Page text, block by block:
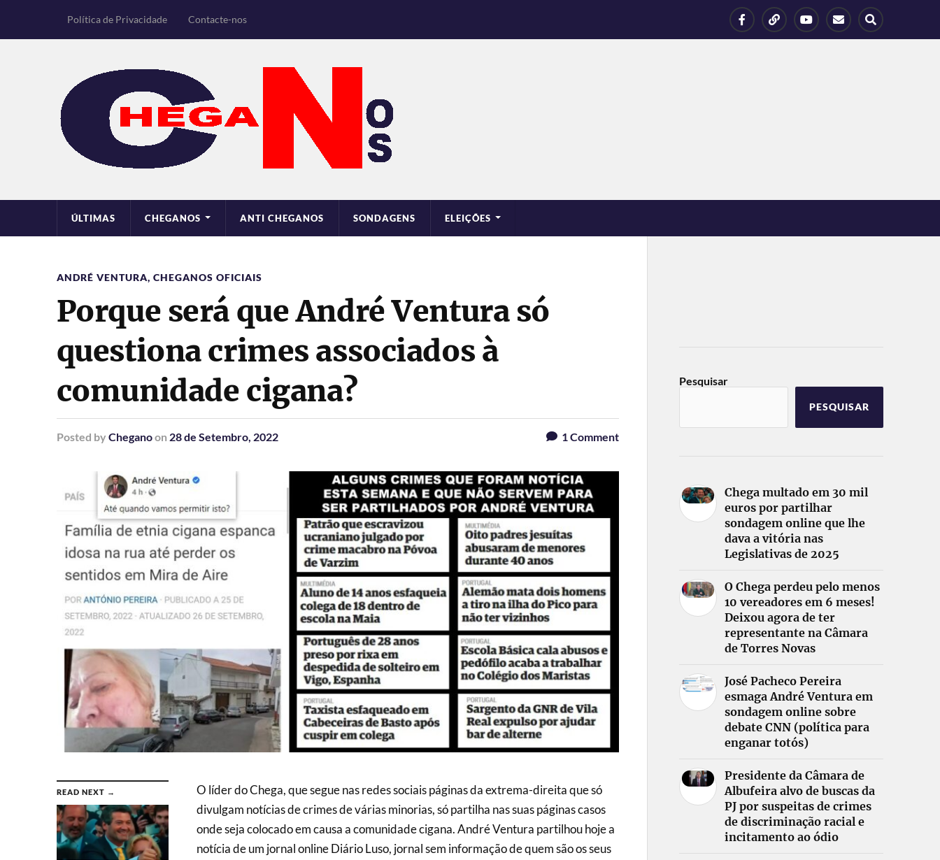
Política de Privacidade Contacte-nos
ÚLTIMAS CHEGANOS ANTI CHEGANOS SONDAGENS ELEIÇÕES
ANDRÉ VENTURA, CHEGANOS OFICIAIS
Porque será que André Ventura só
questiona crimes associados à
comunidade cigana?
Posted by Cheganoon 28 de Setembro, 2022 1Comment
READ NEXT →
O líder do Chega, que segue nas redes sociais páginas da extrema-direita que só
divulgam notícias de crimes de várias minorias, só partilha nas suas páginas casos
onde seja colocado em causa a comunidade cigana. André Ventura partilhou hoje a
notícia de um jornal online Diário Luso, jornal sem informação de quem são os seus
Pesquisar
PESQUISAR
Chega multado em 30 mil
euros por partilhar
sondagem online que lhe
dava a vitória nas
Legislativas de 2025
O Chega perdeu pelo menos
10 vereadores em 6 meses!
Deixou agora de ter
representante na Câmara
de Torres Novas
José Pacheco Pereira
esmaga André Ventura em
sondagem online sobre
debate CNN (política para
enganar totós)
Presidente da Câmara de
Albufeira alvo de buscas da
PJ por suspeitas de crimes
de discriminação racial e
incitamento ao ódio